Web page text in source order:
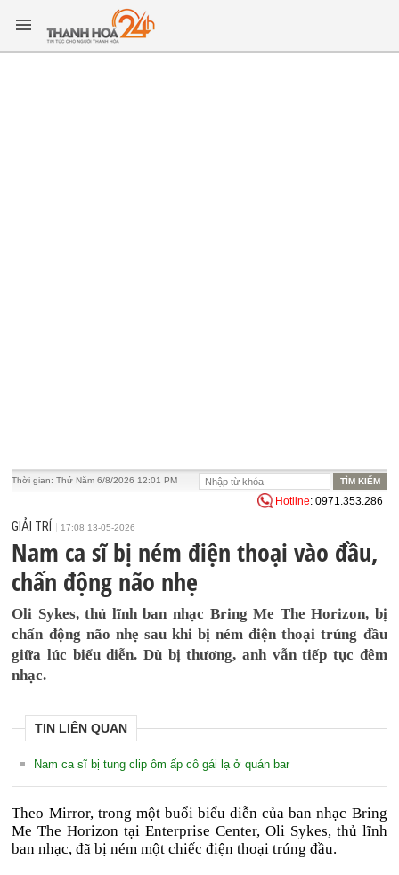
Thời gian:Thứ Năm 6/8/2026 12:01 PM
Hotline: 0971.353.286
GIẢI TRÍ 17:08 13-05-2026
Nam ca sĩ bị ném điện thoại vào đầu,
chấn động não nhẹ
Oli Sykes, thủ lĩnh ban nhạc Bring Me The Horizon, bị
chấn động não nhẹ sau khi bị ném điện thoại trúng đầu
giữa lúc biểu diễn. Dù bị thương, anh vẫn tiếp tục đêm
nhạc.
TIN LIÊN QUAN
Nam ca sĩ bị tung clip ôm ấp cô gái lạ ở quán bar
Theo Mirror, trong một buổi biểu diễn của ban nhạc Bring
Me The Horizon tại Enterprise Center, Oli Sykes, thủ lĩnh
ban nhạc, đã bị ném một chiếc điện thoại trúng đầu.